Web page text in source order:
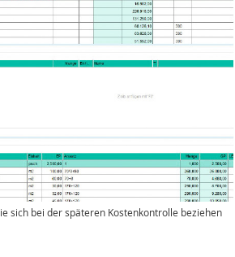
sich bei der späteren Kostenkontrolle beziehen